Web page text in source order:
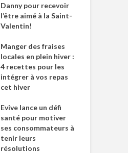
Danny pour recevoir
l’être aimé à la Saint-
Valentin!
Manger des fraises
locales en plein hiver :
4 recettes pour les
intégrer à vos repas
cet hiver
Evive lance un défi
santé pour motiver
ses consommateurs à
tenir leurs
résolutions